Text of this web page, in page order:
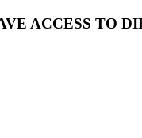
ACCESS TO